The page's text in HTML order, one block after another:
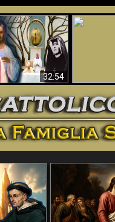
32:54
e la Divina
– un
inganno